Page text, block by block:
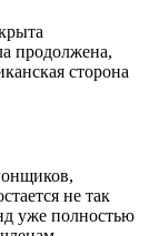
продолжена,
сторона
не так
уже полностью